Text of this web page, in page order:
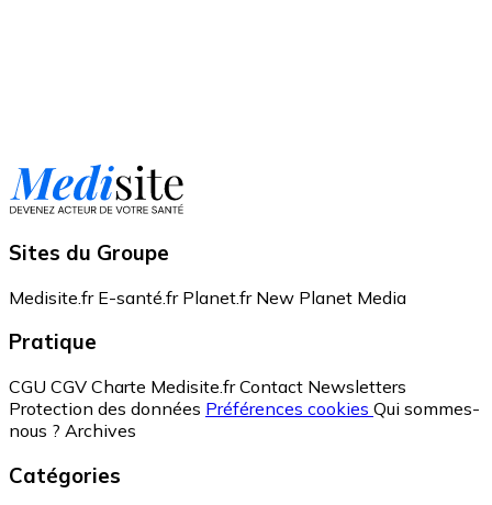
Sites du Groupe
Medisite.fr E-santé.fr Planet.fr New Planet Media
Pratique
CGU CGV Charte Medisite.fr Contact Newsletters
Protection des données Préférences cookies Qui sommes-
nous ? Archives
Catégories